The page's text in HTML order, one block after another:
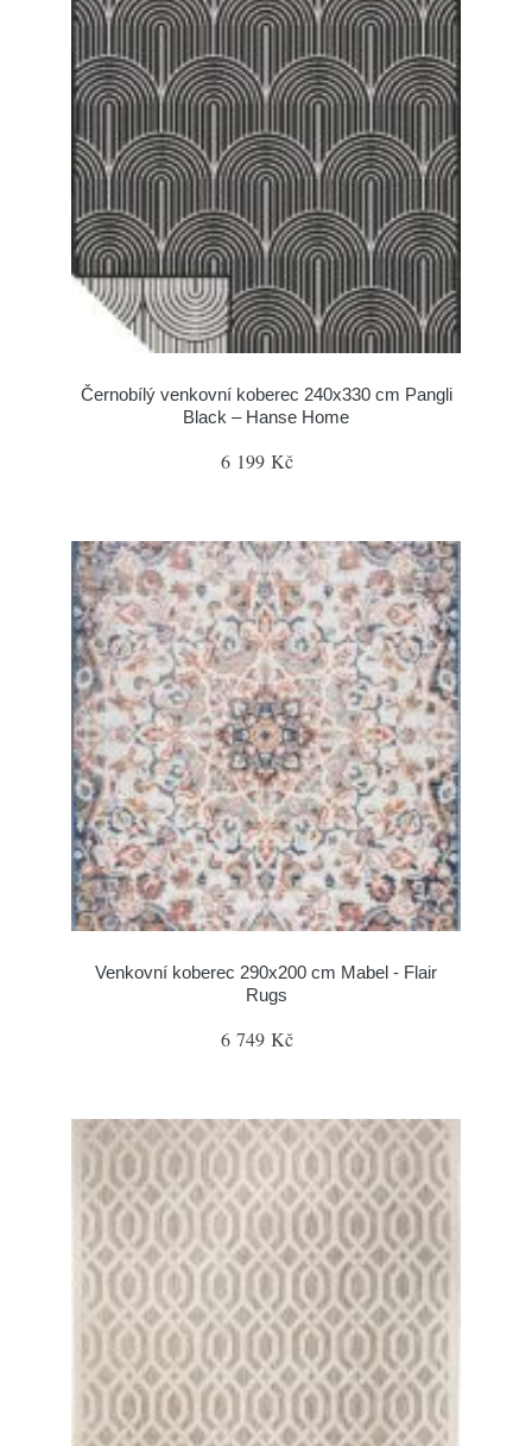
Černobílý venkovní koberec 240x330 cm Pangli
Black – Hanse Home
6 199 Kč
Venkovní koberec 290x200 cm Mabel - Flair
Rugs
6 749 Kč